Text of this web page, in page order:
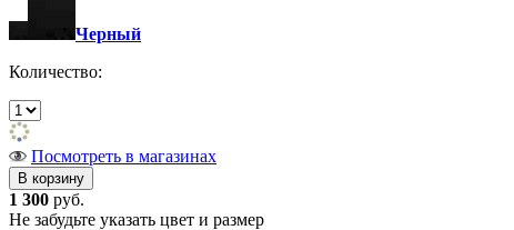
Черный
Количество:
Посмотреть в магазинах
1 300 руб.
Не забудьте указать цвет и размер